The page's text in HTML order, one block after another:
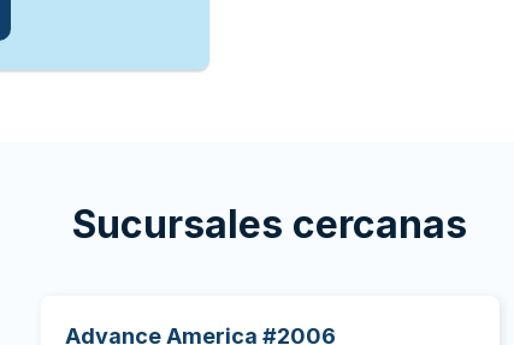
Sucursales cercanas
Advance America #2006